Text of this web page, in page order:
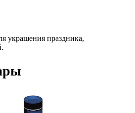
украшения праздника,